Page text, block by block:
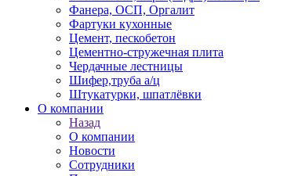
Фанера, ОСП, Оргалит
Фартуки кухонные
Цемент, пескобетон
Цементно-стружечная плита
Чердачные лестницы
Шифер,труба а/ц
Штукатурки, шпатлёвки
О компании
Назад
О компании
Новости
Сотрудники